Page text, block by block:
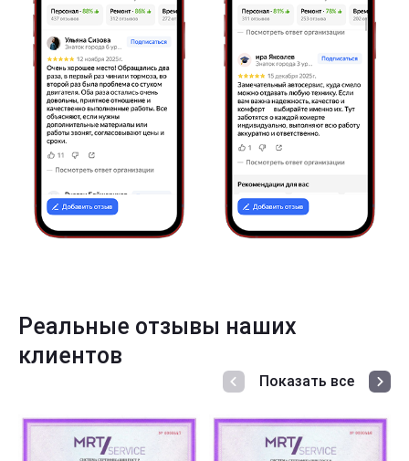
Реальные отзывы наших
клиентов
Показать все